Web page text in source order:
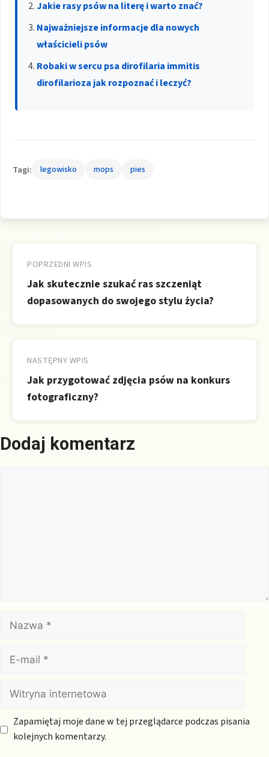
Jakie rasy psów na literę i warto znać?
Najważniejsze informacje dla nowych
właścicieli psów
Robaki w sercu psa dirofilaria immitis
dirofilarioza jak rozpoznać i leczyć?
Tagi: legowisko mops pies
wpisu
POPRZEDNI WPIS
Jak skutecznie szukać ras szczeniąt
dopasowanych do swojego stylu życia?
NASTĘPNY WPIS
Jak przygotować zdjęcia psów na konkurs
fotograficzny?
Dodaj komentarz
Nazwa
mail
Witryna
internetowa
Zapamiętaj moje dane w tej przeglądarce podczas pisania
kolejnych komentarzy.